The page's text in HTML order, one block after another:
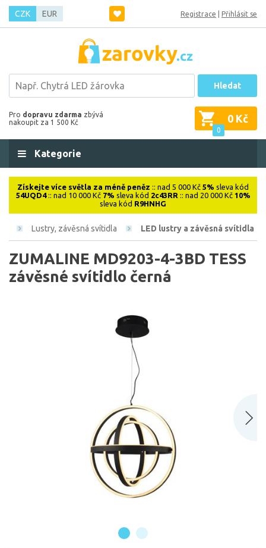
CZK EUR Registrace Přihlásit se
Hledat
Pro dopravu zdarma zbývá
nakoupit za 1 500 Kč
0
0 Kč
Kategorie
Získejte více světla za méně peněz :: nad 5 000 Kč 5% sleva kód
54UQD4:: nad 10 000 Kč 7% sleva kód 2c43RR :: nad 20 000 Kč 10%
sleva kód R9HNHG
Lustry, závěsná svítidla LED lustry a závěsná svítidla
ZUMALINE MD9203-4-3BD TESS
závěsné svítidlo černá